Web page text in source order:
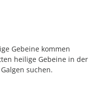
Gebeine kommen
heilige Gebeine in der
suchen.